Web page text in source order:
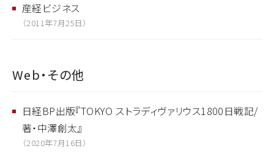
産経ビジネス
（2011年7月25日）
Web・その他
日経BP出版『TOKYO ストラディヴァリウス1800日戦記/
著・中澤創太』
（2020年7月16日）